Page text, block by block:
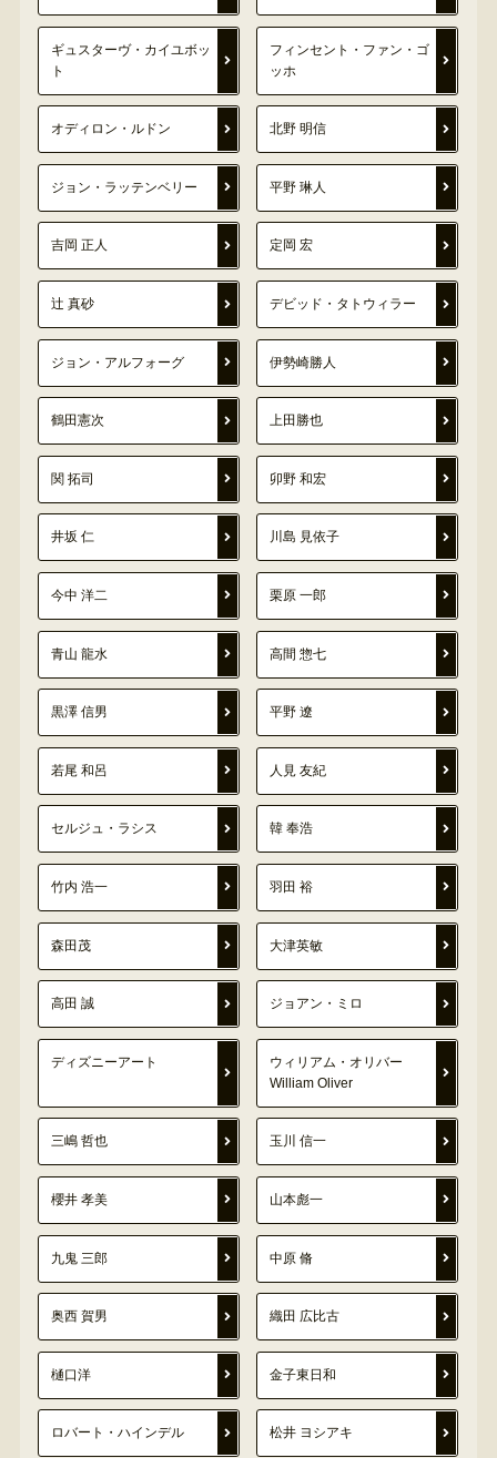
ギュスターヴ・カイユボッ
ト
フィンセント・ファン・ゴ
ッホ
オディロン・ルドン 北野 明信
ジョン・ラッテンベリー 平野 琳人
吉岡 正人 定岡 宏
辻 真砂 デビッド・タトウィラー
ジョン・アルフォーグ 伊勢崎勝人
鶴田憲次 上田勝也
関 拓司 卯野 和宏
井坂 仁 川島 見依子
今中 洋二 栗原 一郎
青山 龍水 高間 惣七
黒澤 信男 平野 遼
若尾 和呂 人見 友紀
セルジュ・ラシス 韓 奉浩
竹内 浩一 羽田 裕
森田茂 大津英敏
高田 誠 ジョアン・ミロ
ディズニーアート
ウィリアム・オリバー
William Oliver
三嶋 哲也 玉川 信一
櫻井 孝美 山本彪一
九鬼 三郎 中原 脩
奥西 賀男 織田 広比古
樋口洋 金子東日和
ロバート・ハインデル 松井 ヨシアキ